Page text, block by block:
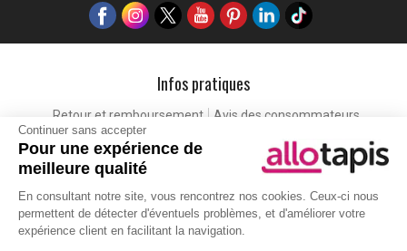
Continuer sans accepter
Pour une expérience de
meilleure qualité
En consultant notre site, vous rencontrez nos cookies. Ceux-ci nous
permettent de détecter d'éventuels problèmes, et d'améliorer votre
expérience client en facilitant la navigation.
Infos pratiques
Retour et remboursement
Avis des consommateurs
Tapis et paillasson personnalisé
Labels de qualité
Eco-participation
Vos avantages
Aide